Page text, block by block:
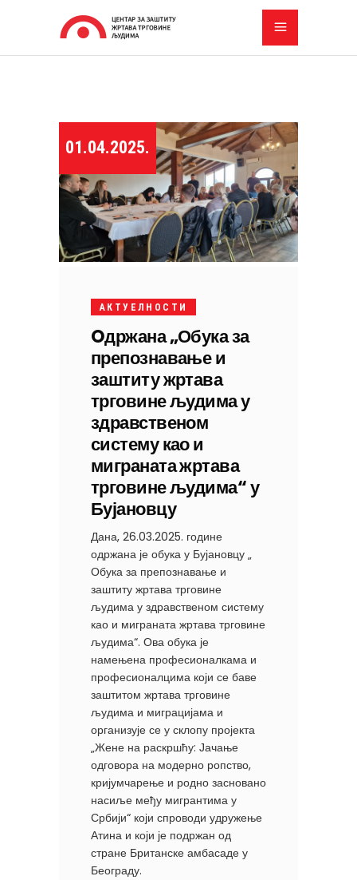
01.04.2025.
АКТУЕЛНОСТИ
Oдржана „Обука за
препознавање и
заштиту жртава
трговине људима у
здравственом
систему као и
миграната жртава
трговине људима“ у
Бујановцу
Дана, 26.03.2025. године
одржана је обука у Бујановцу „
Обука за препознавање и
заштиту жртава трговине
људима у здравственом систему
као и миграната жртава трговине
људима“. Ова обука је
намењена професионалкама и
професионалцима који се баве
заштитом жртава трговине
људима и миграцијама и
организује се у склопу пројекта
„Жене на раскршћу: Јачање
одговора на модерно ропство,
кријумчарење и родно засновано
насиље међу мигрантима у
Србији“ који спроводи удружење
Атина и који је подржан од
стране Британске амбасаде у
Београду.